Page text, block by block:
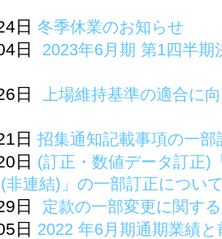
日 冬季休業のお知らせ
日 2023年6月期 第1四半
日
上場維持基準の適合に
日 招集通知記載事項の一部
日 (訂正・数値データ訂正)
(非連結)」の一部訂正につい
日
定款の一部変更に関す
日 2022 年6月期通期業績